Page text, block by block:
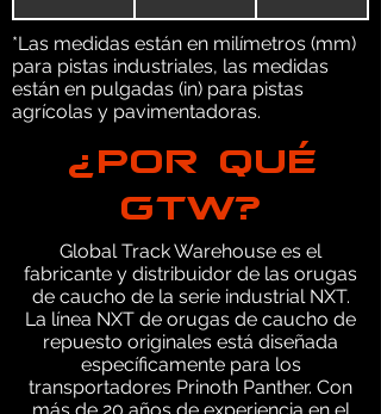
*Las medidas están en milímetros (mm)
para pistas industriales, las medidas
están en pulgadas (in) para pistas
agrícolas y pavimentadoras.
¿POR QUÉ
GTW?
Global Track Warehouse es el
fabricante y distribuidor de las orugas
de caucho de la serie industrial NXT.
La línea NXT de orugas de caucho de
repuesto originales está diseñada
específicamente para los
transportadores Prinoth Panther. Con